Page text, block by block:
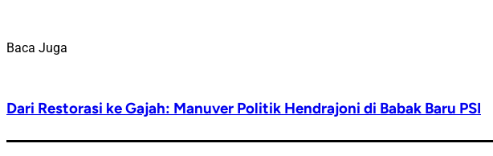
Baca Juga
Dari Restorasi ke Gajah: Manuver Politik Hendrajoni di Babak Baru PSI